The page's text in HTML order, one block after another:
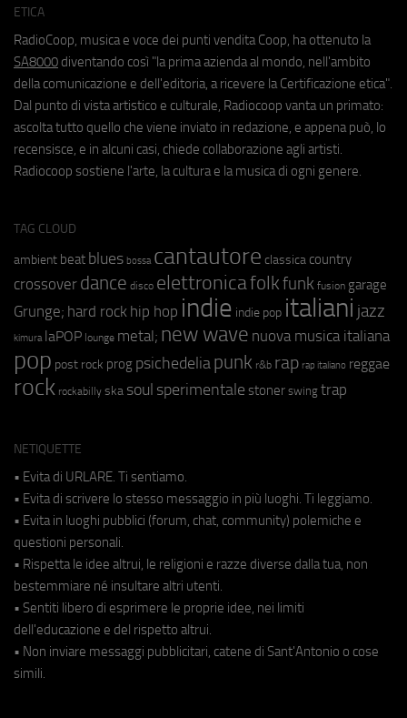
ETICA
RadioCoop, musica e voce dei punti vendita Coop, ha ottenuto la
SA8000 diventando così "la prima azienda al mondo, nell'ambito
della comunicazione e dell'editoria, a ricevere la Certificazione etica".
Dal punto di vista artistico e culturale, Radiocoop vanta un primato:
ascolta tutto quello che viene inviato in redazione, e appena può, lo
recensisce, e in alcuni casi, chiede collaborazione agli artisti.
Radiocoop sostiene l'arte, la cultura e la musica di ogni genere.
TAG CLOUD
ambient beat blues bossa cantautore classica country
crossover dance disco elettronicafolkfunk fusion garage
Grunge; hard rock hip hop indie indie pop italiani jazz
kimura laPOP lounge metal; new wave nuova musica italiana
pop post rock prog psichedeliapunk r&b rap rap italiano reggae
rock rockabilly ska soul sperimentale stoner swing trap
NETIQUETTE
• Evita di URLARE. Ti sentiamo.
• Evita di scrivere lo stesso messaggio in più luoghi. Ti leggiamo.
• Evita in luoghi pubblici (forum, chat, community) polemiche e
questioni personali.
• Rispetta le idee altrui, le religioni e razze diverse dalla tua, non
bestemmiare né insultare altri utenti.
• Sentiti libero di esprimere le proprie idee, nei limiti
dell'educazione e del rispetto altrui.
• Non inviare messaggi pubblicitari, catene di Sant'Antonio o cose
simili.